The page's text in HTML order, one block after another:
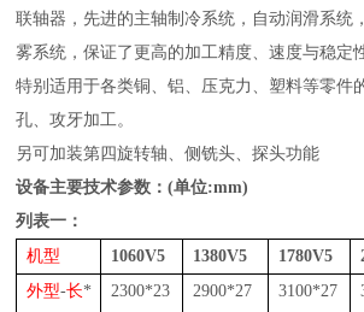
联轴器，先进的主轴制冷系统，自动润滑系统
雾系统，保证了更高的加工精度、速度与稳定
特别适用于各类铜、铝、压克力、塑料等零件
孔、攻牙加工。
另可加装第四旋转轴、侧铣头、探头功能
设备主要技术参数：(单位:mm)
列表一：
机型
1060V5 1380V5 1780V5
外型-长*
2300*23
2900*27
3100*27